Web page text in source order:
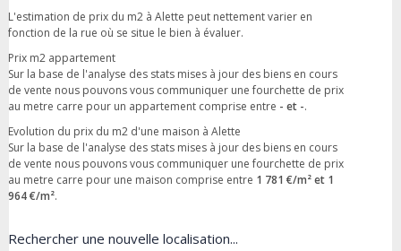
L'estimation de prix du m2 à Alette peut nettement varier en
fonction de la rue où se situe le bien à évaluer.
Prix m2 appartement
Sur la base de l'analyse des stats mises à jour des biens en cours
de vente nous pouvons vous communiquer une fourchette de prix
au metre carre pour un appartement comprise entre - et -.
Evolution du prix du m2 d'une maison à Alette
Sur la base de l'analyse des stats mises à jour des biens en cours
de vente nous pouvons vous communiquer une fourchette de prix
au metre carre pour une maison comprise entre 1 781 €/m² et 1
964 €/m².
Rechercher une nouvelle localisation...